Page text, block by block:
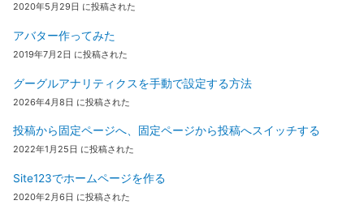
2020年5月29日 に投稿された
アバター作ってみた
2019年7月2日 に投稿された
グーグルアナリティクスを手動で設定する方法
2026年4月8日 に投稿された
投稿から固定ページへ、固定ページから投稿へスイッチする
2022年1月25日 に投稿された
Site123でホームページを作る
2020年2月6日 に投稿された